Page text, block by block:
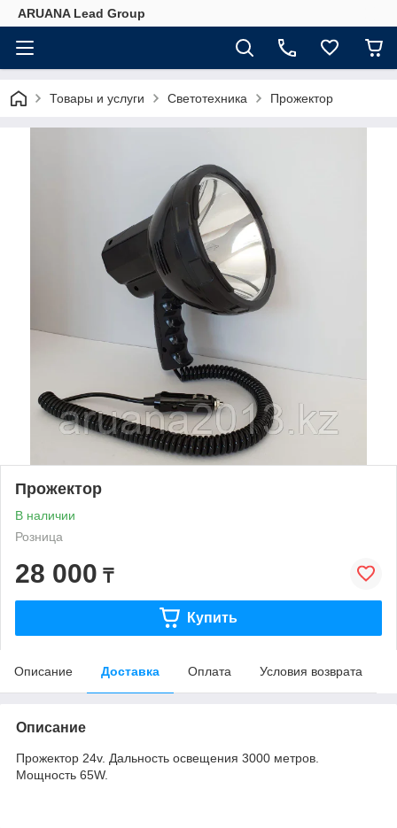
ARUANA Lead Group
Товары и услуги Светотехника Прожектор
Прожектор
В наличии
Розница
28 000 ₸
Купить
Описание Доставка Оплата Условия возврата
Описание
Прожектор 24v. Дальность освещения 3000 метров.
Мощность 65W.